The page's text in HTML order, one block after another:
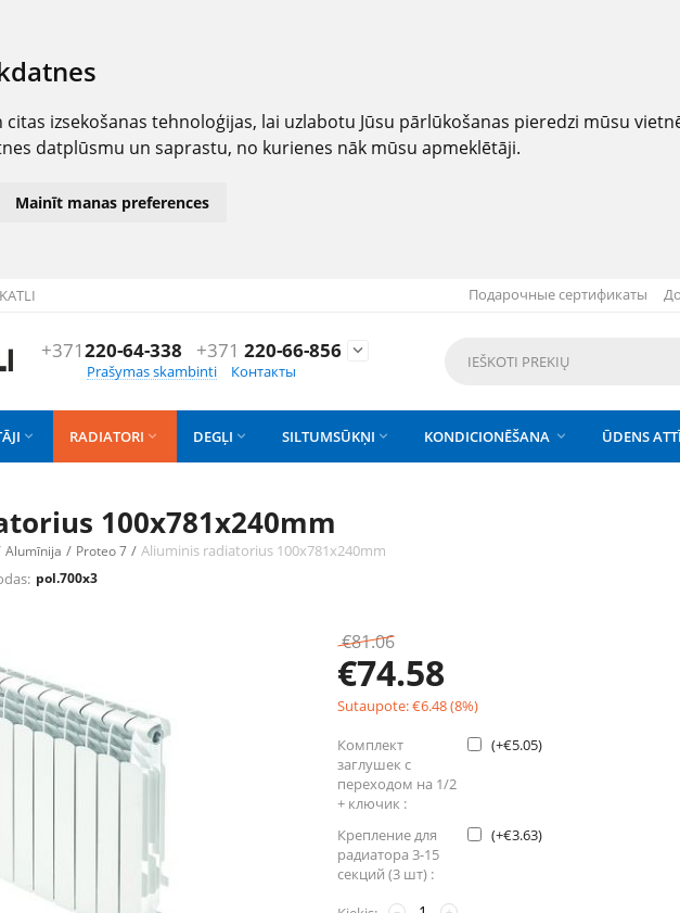
izsekošanas tehnoloģijas, lai uzlabotu Jūsu pārlūkošanas pieredzi mūsu
datplūsmu un saprastu, no kurienes nāk mūsu apmeklētāji.
Mainīt manas preferences
Подарочные сертификаты
+371220-64-338 +371 220-66-856

Prašymas skambinti
Контакты
 RADIATORI  DEGĻI  SILTUMSŪKŅI  KONDICIONĒŠANA  ŪDENS
100x781x240mm
Alumīnija / Proteo 7 / Aliuminis radiatorius 100x781x240mm
pol.700x3
€81.06
€74.58
Sutaupote:€6.48(8%)
Комплект
заглушек с
переходом на 1/2
+ ключик :
(+€5.05)
Крепление для
радиатора 3-15
секций (3 шт) :
(+€3.63)